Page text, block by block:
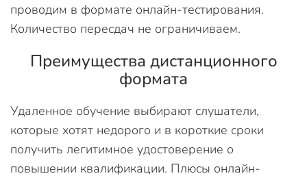
проводим в формате онлайн-тестирования.
Количество пересдач не ограничиваем.
Преимущества дистанционного
формата
Удаленное обучение выбирают слушатели,
которые хотят недорого и в короткие сроки
получить легитимное удостоверение о
повышении квалификации. Плюсы онлайн-